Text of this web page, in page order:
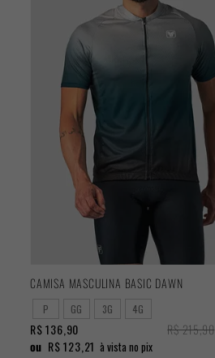
CAMISA MASCULINA BASIC DAWN
P GG 3G 4G
R$ 215,90
R$ 136,90
ou R$ 123,21 à vista no pix